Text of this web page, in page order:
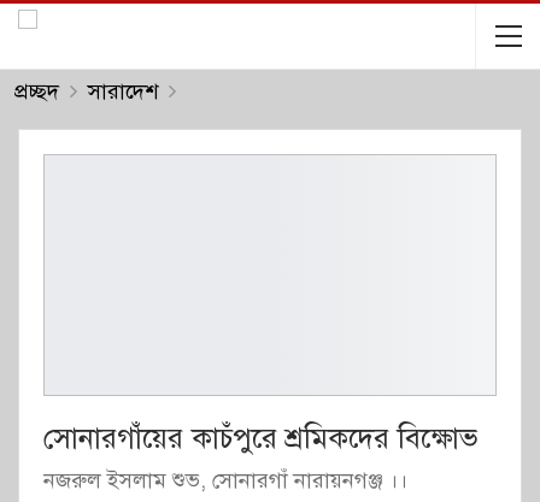
প্রচ্ছদ সারাদেশ
সোনারগাঁয়ের কাচঁপুরে শ্রমিকদের বিক্ষোভ
নজরুল ইসলাম শুভ, সোনারগাঁ নারায়নগঞ্জ ।।